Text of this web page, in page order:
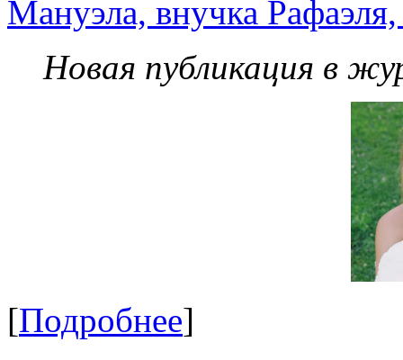
Мануэла, внучка
Новая публикация в
[Подробнее]